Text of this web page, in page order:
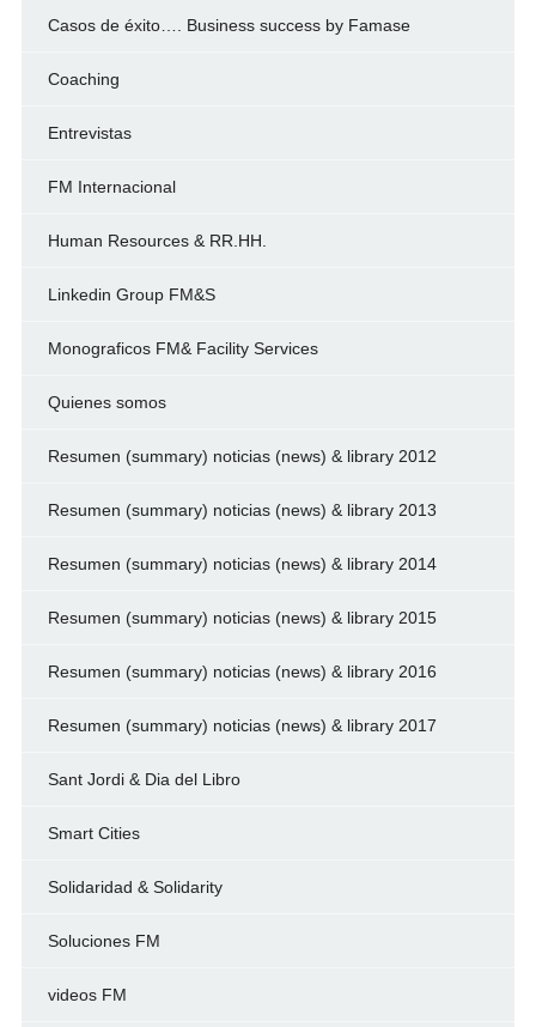
Casos de éxito…. Business success by Famase
Coaching
Entrevistas
FM Internacional
Human Resources & RR.HH.
Linkedin Group FM&S
Monograficos FM& Facility Services
Quienes somos
Resumen (summary) noticias (news) & library 2012
Resumen (summary) noticias (news) & library 2013
Resumen (summary) noticias (news) & library 2014
Resumen (summary) noticias (news) & library 2015
Resumen (summary) noticias (news) & library 2016
Resumen (summary) noticias (news) & library 2017
Sant Jordi & Dia del Libro
Smart Cities
Solidaridad & Solidarity
Soluciones FM
videos FM